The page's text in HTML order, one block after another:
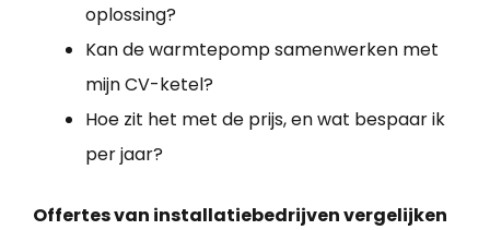
oplossing?
Kan de warmtepomp samenwerken met
mijn CV-ketel?
Hoe zit het met de prijs, en wat bespaar ik
per jaar?
Offertes van installatiebedrijven vergelijken